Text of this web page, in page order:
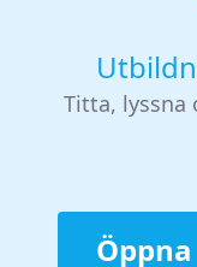
Titta, lyssna
Öppna